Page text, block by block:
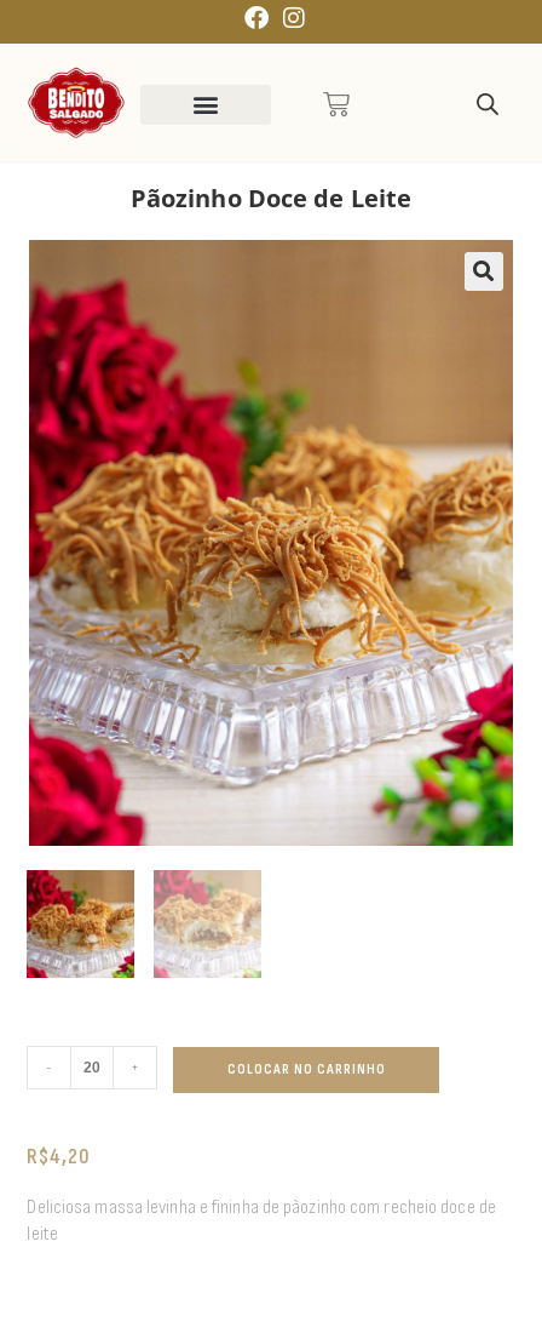
Pãozinho Doce de Leite
- + COLOCAR NO CARRINHO
R$4,20
Deliciosa massa levinha e fininha de pãozinho com recheio doce de
leite